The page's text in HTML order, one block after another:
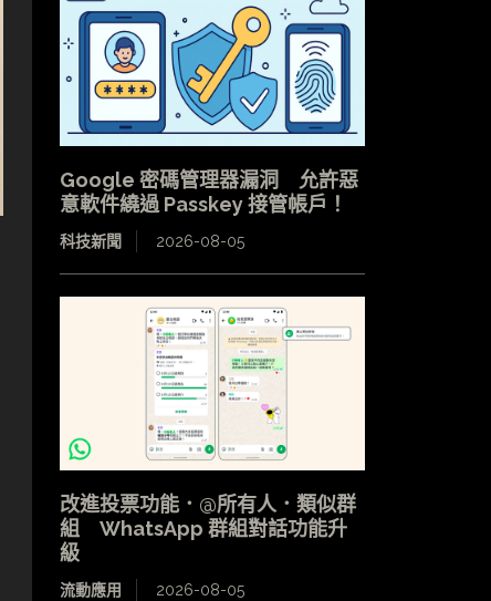
Google 密碼管理器漏洞 允許惡
意軟件繞過 Passkey 接管帳戶！
科技新聞 2026-08-05
改進投票功能．@所有人．類似群
組 WhatsApp 群組對話功能升
級
流動應用 2026-08-05